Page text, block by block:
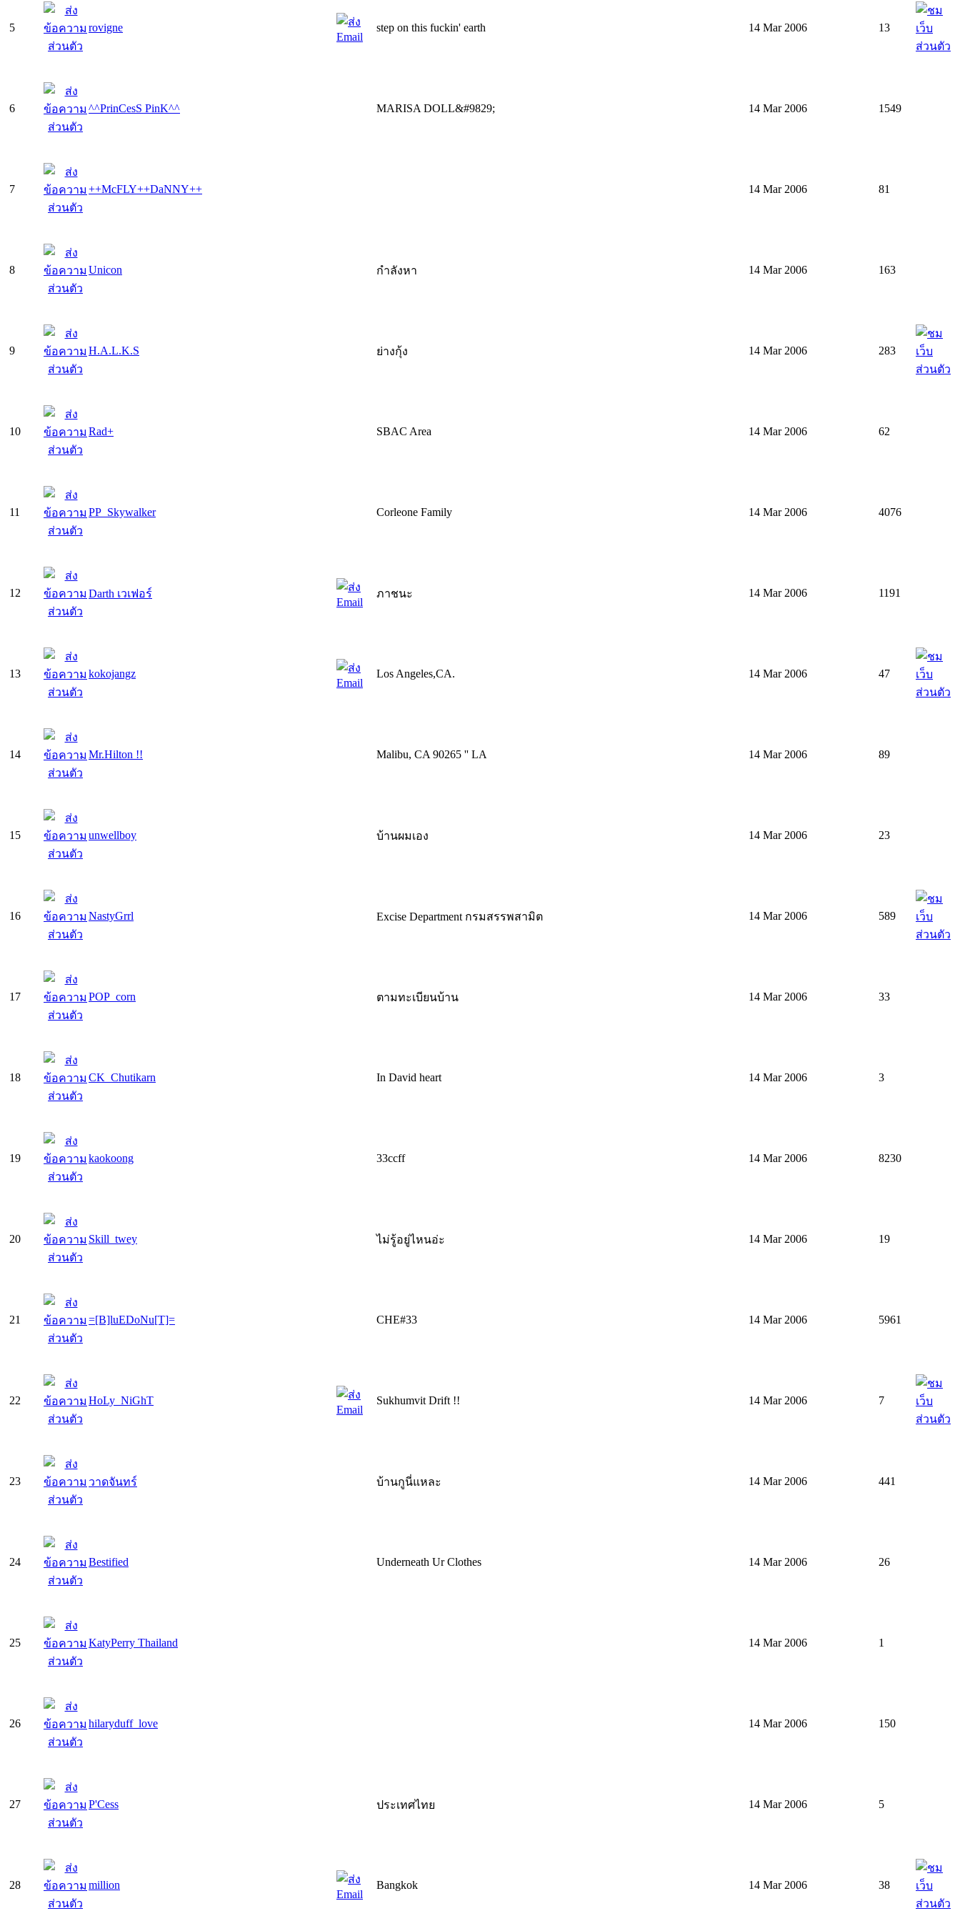
5 rovigne step on this fuckin' earth 14 Mar 2006 13
6 ^^PrinCesS PinK^^ MARISA DOLL&#9829; 14 Mar 2006 1549
7 ++McFLY++DaNNY++ 14 Mar 2006 81
8 Unicon กำลังหา 14 Mar 2006 163
9 H.A.L.K.S ย่างกุ้ง 14 Mar 2006 283
10 Rad+ SBAC Area 14 Mar 2006 62
11 PP_Skywalker Corleone Family 14 Mar 2006 4076
12 Darth เวเฟอร์ ภาชนะ 14 Mar 2006 1191
13 kokojangz Los Angeles,CA. 14 Mar 2006 47
14 Mr.Hilton !! Malibu, CA 90265 '' LA 14 Mar 2006 89
15 unwellboy บ้านผมเอง 14 Mar 2006 23
16 NastyGrrl Excise Department กรมสรรพสามิต 14 Mar 2006 589
17 POP_corn ตามทะเบียนบ้าน 14 Mar 2006 33
18 CK_Chutikarn In David heart 14 Mar 2006 3
19 kaokoong 33ccff 14 Mar 2006 8230
20 Skill_twey ไม่รู้อยู่ไหนอ่ะ 14 Mar 2006 19
21 =[B]luEDoNu[T]= CHE#33 14 Mar 2006 5961
22 HoLy_NiGhT Sukhumvit Drift !! 14 Mar 2006 7
23 วาดจันทร์ บ้านกูนี่แหละ 14 Mar 2006 441
24 Bestified Underneath Ur Clothes 14 Mar 2006 26
25 KatyPerry Thailand 14 Mar 2006 1
26 hilaryduff_love 14 Mar 2006 150
27 P'Cess ประเทศไทย 14 Mar 2006 5
28 million Bangkok 14 Mar 2006 38